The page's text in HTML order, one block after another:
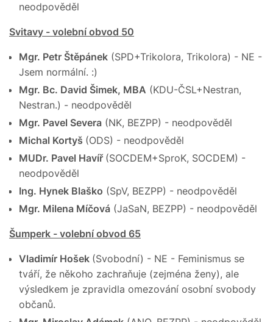
neodpověděl
Svitavy - volební obvod 50
Mgr. Petr Štěpánek (SPD+Trikolora, Trikolora) - NE -
Jsem normální. :)
Mgr. Bc. David Šimek, MBA (KDU-ČSL+Nestran,
Nestran.) - neodpověděl
Mgr. Pavel Severa (NK, BEZPP) - neodpověděl
Michal Kortyš (ODS) - neodpověděl
MUDr. Pavel Havíř (SOCDEM+SproK, SOCDEM) -
neodpověděl
Ing. Hynek Blaško (SpV, BEZPP) - neodpověděl
Mgr. Milena Míčová (JaSaN, BEZPP) - neodpověděl
Šumperk - volební obvod 65
Vladimír Hošek (Svobodní) - NE - Feminismus se
tváří, že někoho zachraňuje (zejména ženy), ale
výsledkem je zpravidla omezování osobní svobody
občanů.